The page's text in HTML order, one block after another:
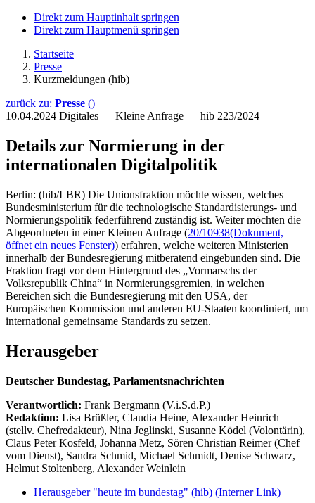
Direkt zum Hauptinhalt springen
Direkt zum Hauptmenü springen
Startseite
Presse
Kurzmeldungen (hib)
zurück zu: Presse ()
10.04.2024 Digitales — Kleine Anfrage — hib 223/2024
Details zur Normierung in der
internationalen Digitalpolitik
Berlin: (hib/LBR) Die Unionsfraktion möchte wissen, welches
Bundesministerium für die technologische Standardisierungs- und
Normierungspolitik federführend zuständig ist. Weiter möchten die
Abgeordneten in einer Kleinen Anfrage (20/10938(Dokument,
öffnet ein neues Fenster)) erfahren, welche weiteren Ministerien
innerhalb der Bundesregierung mitberatend eingebunden sind. Die
Fraktion fragt vor dem Hintergrund des „Vormarschs der
Volksrepublik China“ in Normierungsgremien, in welchen
Bereichen sich die Bundesregierung mit den USA, der
Europäischen Kommission und anderen EU-Staaten koordiniert, um
international gemeinsame Standards zu setzen.
Herausgeber
Deutscher Bundestag, Parlamentsnachrichten
Verantwortlich: Frank Bergmann (V.i.S.d.P.)
Redaktion: Lisa Brüßler, Claudia Heine, Alexander Heinrich
(stellv. Chefredakteur), Nina Jeglinski, Susanne Ködel (Volontärin),
Claus Peter Kosfeld, Johanna Metz, Sören Christian Reimer (Chef
vom Dienst), Sandra Schmid, Michael Schmidt, Denise Schwarz,
Helmut Stoltenberg, Alexander Weinlein
Herausgeber "heute im bundestag" (hib) (Interner Link)